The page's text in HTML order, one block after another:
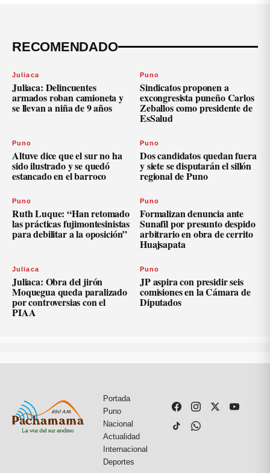
RECOMENDADO
Juliaca
Juliaca: Delincuentes
armados roban camioneta y
se llevan a niña de 9 años
Puno
Sindicatos proponen a
excongresista puneño Carlos
Zeballos como presidente de
EsSalud
Puno
Altuve dice que el sur no ha
sido ilustrado y se quedó
estancado en el barroco
Puno
Dos candidatos quedan fuera
y siete se disputarán el sillón
regional de Puno
Puno
Ruth Luque: “Han retomado
las prácticas fujimontesinistas
para debilitar a la oposición”
Puno
Formalizan denuncia ante
Sunafil por presunto despido
arbitrario en obra de cerrito
Huajsapata
Juliaca
Juliaca: Obra del jirón
Moquegua queda paralizado
por controversias con el
PIAA
Puno
JP aspira con presidir seis
comisiones en la Cámara de
Diputados
Portada
Puno
Nacional
Actualidad
Internacional
Deportes